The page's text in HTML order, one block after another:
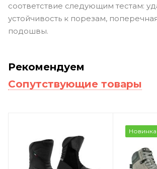
соответствие следующим тестам:
устойчивость к порезам,
подошвы.
Рекомендуем
Сопутствующие товары
Новинка